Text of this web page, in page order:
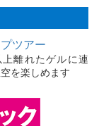
ツアー
離れたゲルに連
を楽しめます